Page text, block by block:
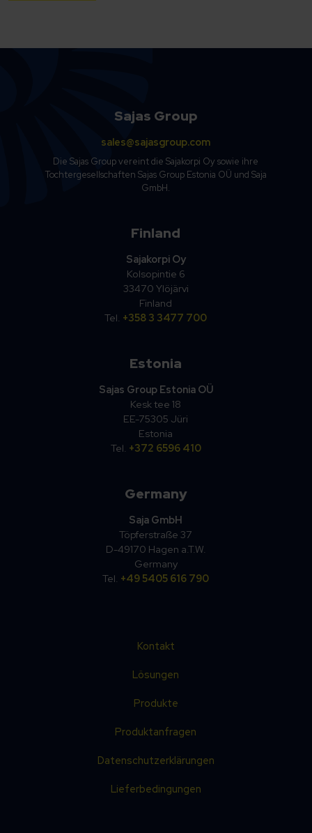
Sajas Group
sales@sajasgroup.com
Die Sajas Group vereint die Sajakorpi Oy sowie ihre
Tochtergesellschaften Sajas Group Estonia OÜ und Saja
GmbH.
Finland
Sajakorpi Oy
Kolsopintie 6
33470 Ylöjärvi
Finland
Tel. +358 3 3477 700
Estonia
Sajas Group Estonia OÜ
Kesk tee 18
EE-75305 Jüri
Estonia
Tel. +372 6596 410
Germany
Saja GmbH
Töpferstraße 37
D-49170 Hagen a.T.W.
Germany
Tel. +49 5405 616 790
Kontakt
Lösungen
Produkte
Produktanfragen
Datenschutzerklärungen
Lieferbedingungen